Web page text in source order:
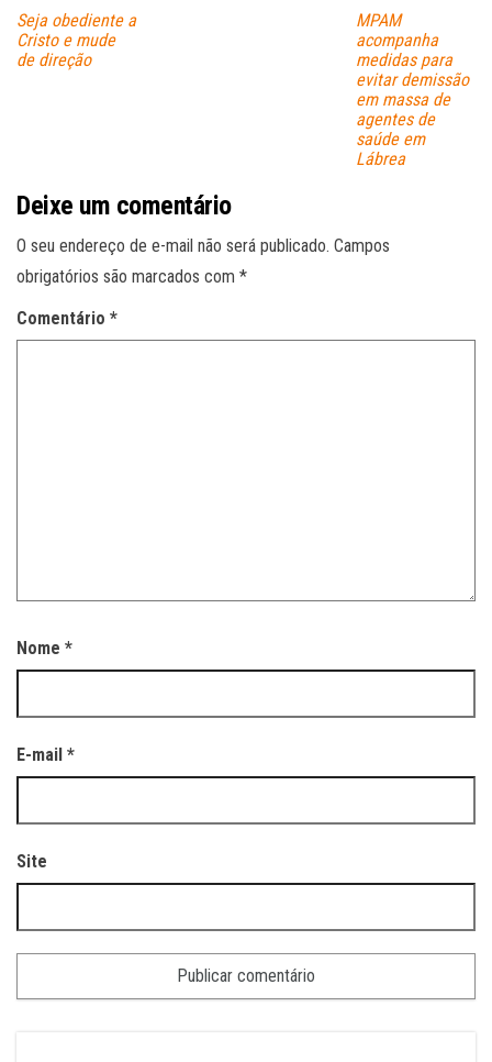
Seja obediente a
Cristo e mude
de direção
MPAM
acompanha
medidas para
evitar demissão
em massa de
agentes de
saúde em
Lábrea
Deixe um comentário
O seu endereço de e-mail não será publicado. Campos
obrigatórios são marcados com *
Comentário *
Nome *
E-mail *
Site